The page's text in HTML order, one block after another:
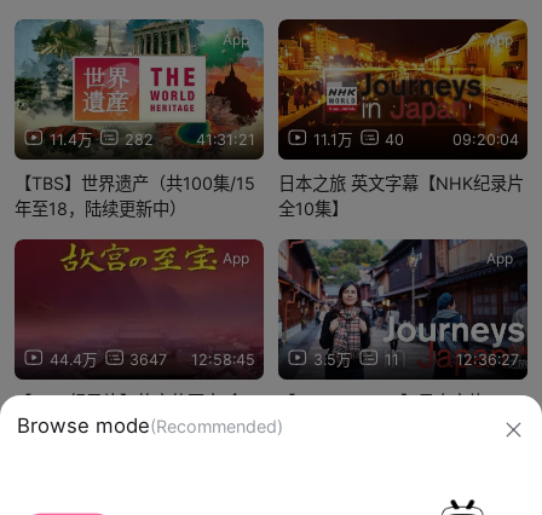
11.4万 282 41:31:21
App
【TBS】世界遗产（共100集/15
年至18，陆续更新中）
11.1万 40 09:20:04
App
日本之旅 英文字幕【NHK纪录片
全10集】
44.4万 3647 12:58:45
App
【NHK纪录片】故宫的至宝 全
26集【日史译组 中日双语字幕】
3.5万 11 12:36:27
App
【NHK WORLD】日本之旅